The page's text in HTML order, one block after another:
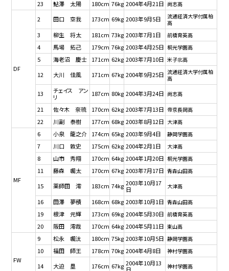
23 鮎澤 太陽 180cm 76kg 2004年4月21日 尚志高
DF
2 田口 空我 173cm 69kg 2003年9月5日
流通経済大学付属柏
高
3 柳生 将太 181cm 73kg 2003年7月1日 前橋育英高
4 馬場 拓己 179cm 76kg 2003年4月25日 桐光学園高
5 海老沼 慶士 171cm 62kg 2003年7月10日 米子北高
12 大川 佳風 171cm 67kg 2004年9月25日 流通経済大学付属柏
高
13
チェイス アン
リ
187cm 80kg 2004年3月24日 尚志高
21 佐々木 奈琉 170cm 62kg 2003年7月13日 帝京長岡高
22 川副 泰樹 177cm 68kg 2003年8月12日 大津高
MF
6 小泉 龍之介 174cm 65kg 2003年9月4日 静岡学園高
7 川口 敦史 175cm 62kg 2004年2月1日 大津高
8 山市 秀翔 170cm 64kg 2004年1月20日 桐光学園高
11 藤森 颯太 170cm 67kg 2003年7月17日 青森山田高
15 薬師田 澪 183cm 74kg 2003年10月17
日
大津高
16 田澤 夢積 168cm 68kg 2003年10月1日 青森山田高
19 根津 元輝 173cm 69kg 2004年5月30日 前橋育英高
20 阪田 澪哉 170cm 64kg 2004年5月11日 東山高
FW
9 松永 颯汰 180cm 75kg 2003年10月5日 静岡学園高
10 福田 師王 178cm 70kg 2004年4月8日 神村学園高
14 大迫 塁 176cm 67kg 2004年10月13
神村学園高